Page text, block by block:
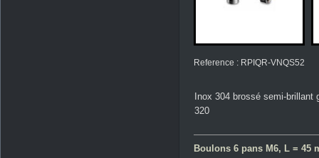
Reference : RPIQR-VNQS52
Inox 304 brossé semi-brillant
320
Boulons 6 pans M6, L = 45